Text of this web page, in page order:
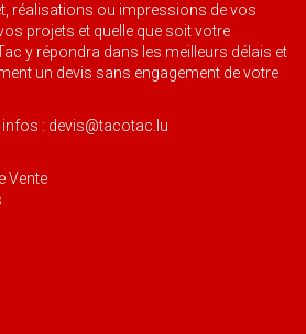
réalisations ou impressions de vos
projets et quelle que soit votre
y répondra dans les meilleurs délais et
un devis sans engagement de votre
: devis@tacotac.lu
Vente